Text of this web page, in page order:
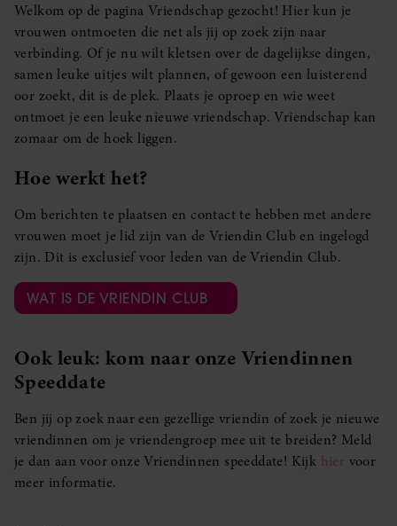
Welkom op de pagina Vriendschap gezocht! Hier kun je
vrouwen ontmoeten die net als jij op zoek zijn naar
verbinding. Of je nu wilt kletsen over de dagelijkse dingen,
samen leuke uitjes wilt plannen, of gewoon een luisterend
oor zoekt, dit is de plek. Plaats je oproep en wie weet
ontmoet je een leuke nieuwe vriendschap. Vriendschap kan
zomaar om de hoek liggen.
Hoe werkt het?
Om berichten te plaatsen en contact te hebben met andere
vrouwen moet je lid zijn van de Vriendin Club en ingelogd
zijn. Dit is exclusief voor leden van de Vriendin Club.
WAT IS DE VRIENDIN CLUB
Ook leuk: kom naar onze Vriendinnen
Speeddate
Ben jij op zoek naar een gezellige vriendin of zoek je nieuwe
vriendinnen om je vriendengroep mee uit te breiden? Meld
je dan aan voor onze Vriendinnen speeddate! Kijk hier voor
meer informatie.